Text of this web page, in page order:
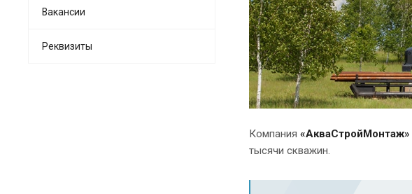
Компания «АкваСтройМонтаж»
тысячи скважин.
Вакансии
Реквизиты